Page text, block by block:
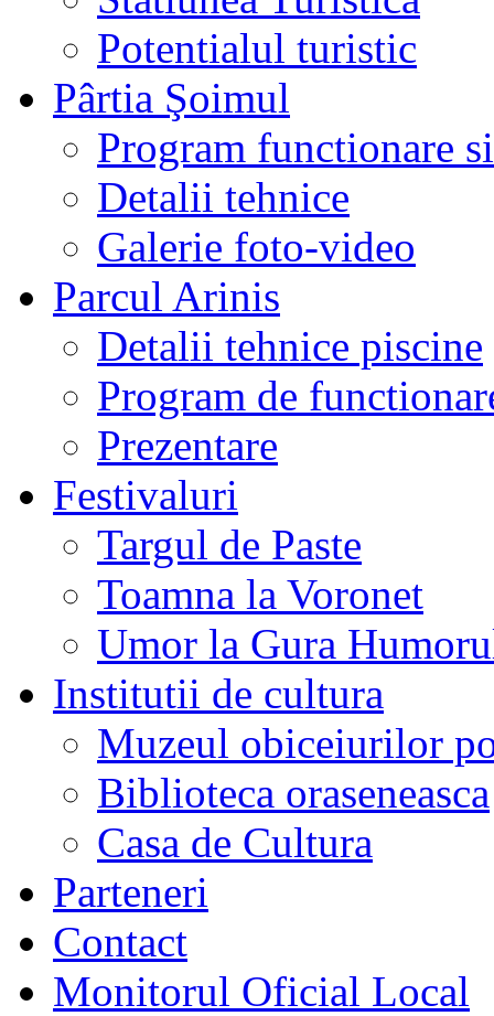
Potentialul turistic
Pârtia Şoimul
Program functionare
Detalii tehnice
Galerie foto-video
Parcul Arinis
Detalii tehnice piscine
Program de
Prezentare
Festivaluri
Targul de Paste
Toamna la Voronet
Umor la Gura
Institutii de cultura
Muzeul obiceiurilor
Biblioteca oraseneasca
Casa de Cultura
Parteneri
Contact
Monitorul Oficial Local